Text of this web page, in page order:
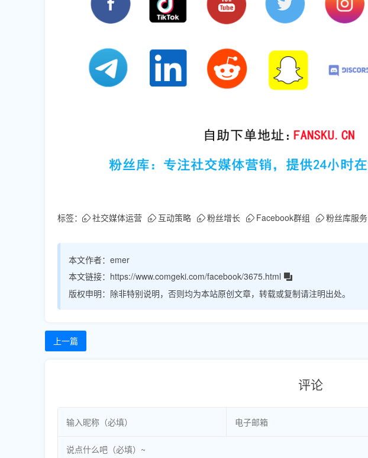
标签： 社交媒体运营 互动策略 粉丝增长 Facebook群组 粉丝库服务
本文作者： emer
本文链接： https://www.comgeki.com/facebook/3675.html
版权申明： 除非特别说明，否则均为本站原创文章，转载或复制请注明出处。
上一篇
评论